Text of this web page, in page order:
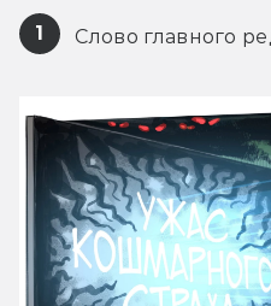
1 Слово главного